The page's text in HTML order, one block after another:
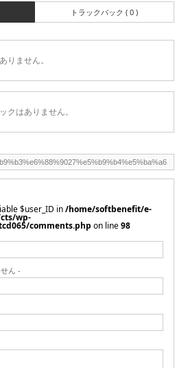
トラックバック ( 0 )
りません。
クはありません。
$user_ID in/home/softbenefit/e-
wp-
comments.php on line98
ん -